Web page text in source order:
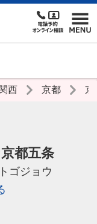
西 京都 京
都五条
ゴジョウ